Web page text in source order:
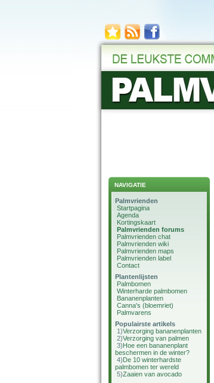
NAVIGATIE
Palmvrienden
Startpagina
Agenda
Kortingskaart
Palmvrienden forums
Palmvrienden chat
Palmvrienden wiki
Palmvrienden maps
Palmvrienden label
Contact
Plantenlijsten
Palmbomen
Winterharde palmbomen
Bananenplanten
Canna's (bloemriet)
Palmvarens
Populairste artikels
1)Verzorging bananenplanten
2)Verzorging van palmen
3)Hoe een bananenplant
beschermen in de winter?
4)De 10 winterhardste
palmbomen ter wereld
5)Zaaien van avocado